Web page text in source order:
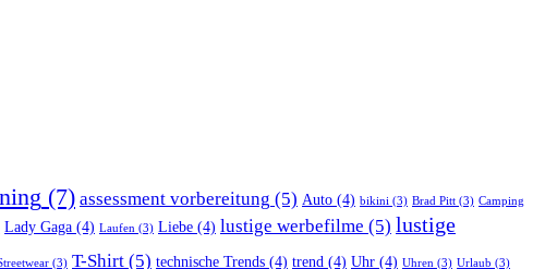
(7) assessment vorbereitung (5) Auto (4) bikini (3) Brad Pitt (3) Camping
Lady Gaga (4) Laufen (3) Liebe (4) lustige werbefilme (5) lustige
(3) T-Shirt (5) technische Trends (4) trend (4) Uhr (4) Uhren (3) Urlaub (3)